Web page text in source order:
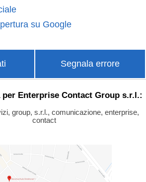
su Google
Segnala errore
per Enterprise Contact Group s.r.l.:
group, s.r.l., comunicazione, enterprise,
contact